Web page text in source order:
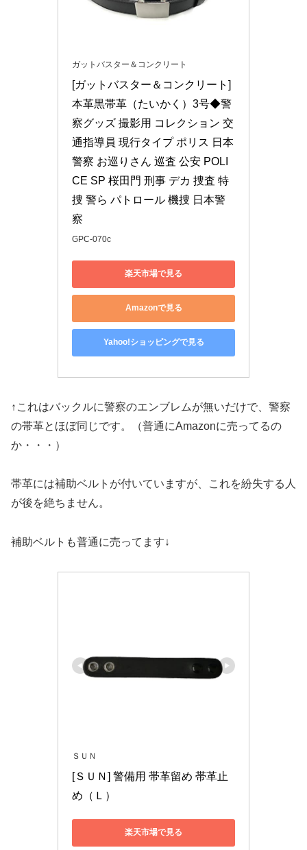
ガットバスター＆コンクリート
[ガットバスター＆コンクリート]
本革黒帯革（たいかく）3号◆警
察グッズ 撮影用 コレクション 交
通指導員 現行タイプ ポリス 日本
警察 お巡りさん 巡査 公安 POLI
CE SP 桜田門 刑事 デカ 捜査 特
捜 警ら パトロール 機捜 日本警
察
GPC-070c
楽天市場で見る
Amazonで見る
Yahoo!ショッピングで見る
↑これはバックルに警察のエンブレムが無いだけで、警察
の帯革とほぼ同じです。（普通にAmazonに売ってるの
か・・・）
帯革には補助ベルトが付いていますが、これを紛失する人
が後を絶ちません。
補助ベルトも普通に売ってます↓
ＳＵＮ
[ＳＵＮ] 警備用 帯革留め 帯革止
め（Ｌ）
楽天市場で見る